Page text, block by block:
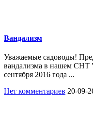
Вандализм
Уважаемые садоводы!
вандализма в нашем СНТ
сентября 2016 года ...
Нет комментариев 20-09-